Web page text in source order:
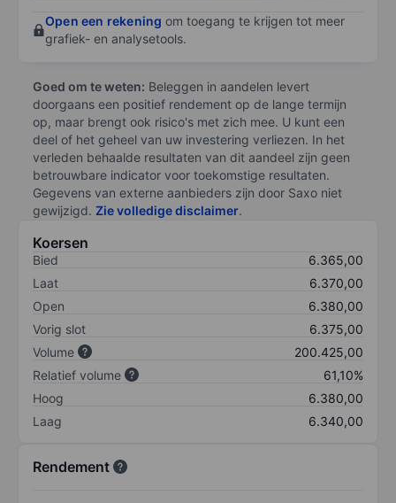
Open een rekening om toegang te krijgen tot meer
grafiek- en analysetools.
Goed om te weten: Beleggen in aandelen levert
doorgaans een positief rendement op de lange termijn
op, maar brengt ook risico's met zich mee. U kunt een
deel of het geheel van uw investering verliezen. In het
verleden behaalde resultaten van dit aandeel zijn geen
betrouwbare indicator voor toekomstige resultaten.
Gegevens van externe aanbieders zijn door Saxo niet
gewijzigd. Zie volledige disclaimer.
Koersen
Bied
6.365,00
Laat
6.370,00
Open
6.380,00
Vorig slot
6.375,00
Volume
200.425,00
Relatief volume
61,10%
Hoog
6.380,00
Laag
6.340,00
Rendement